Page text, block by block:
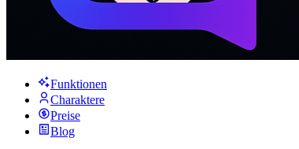
Funktionen
Charaktere
Preise
Blog